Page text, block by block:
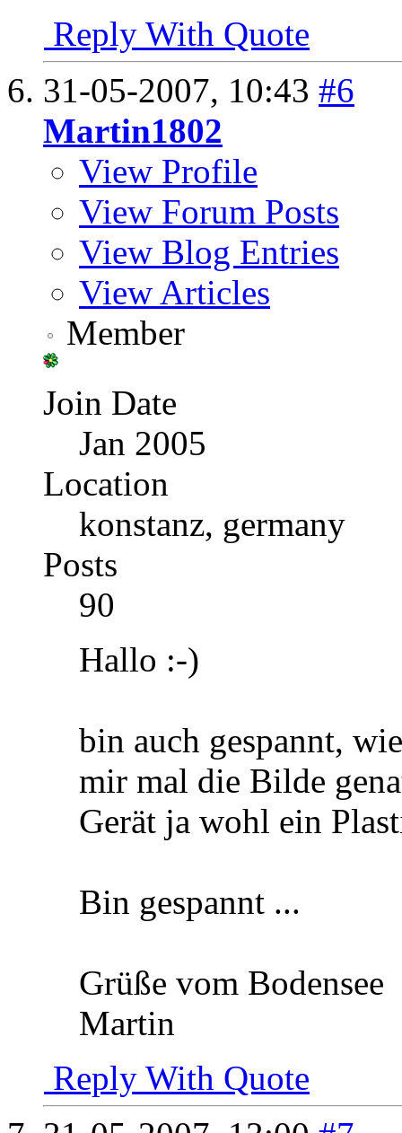
Reply With Quote
31-05-2007, 10:43 #6
Martin1802
View Profile
View Forum Posts
View Blog Entries
View Articles
Member
Join Date
Jan 2005
Location
konstanz, germany
Posts
90
Hallo :-)
bin auch gespannt,
mir mal die Bilde
Gerät ja wohl ein
Bin gespannt ...
Grüße vom Bodensee
Martin
Reply With Quote